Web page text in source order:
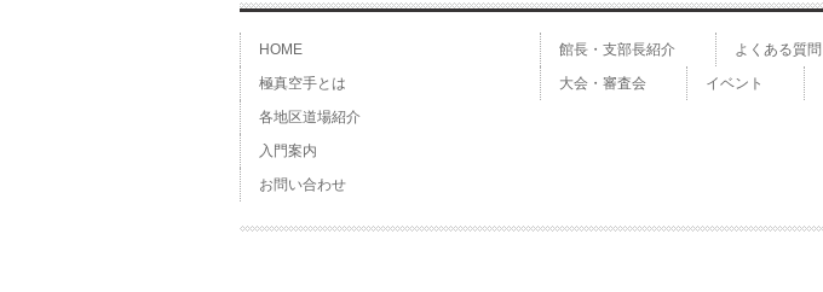
HOME
極真空手とは
各地区道場紹介
入門案内
お問い合わせ
館長・支部長紹介 よくある質問
大会・審査会
イベント